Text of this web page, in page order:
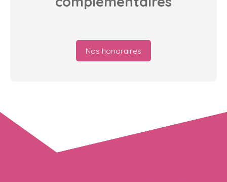
Nos honoraires